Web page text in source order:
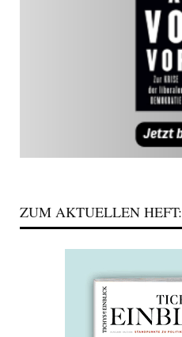
ZUM AKTUELLEN HEFT: